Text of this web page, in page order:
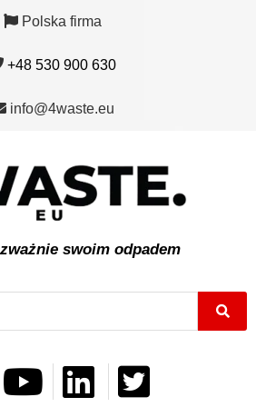
Polska firma
+48 530 900 630
info@4waste.eu
swoim odpadem